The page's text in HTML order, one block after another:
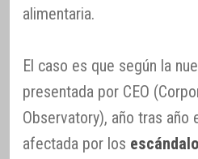
alimentaria.
El caso es que según la
presentada por CEO
Observatory), año tras año
afectada por los